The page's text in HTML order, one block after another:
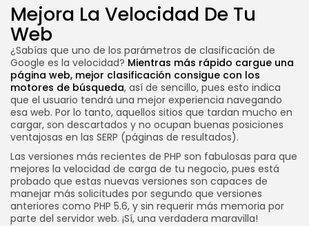
Mejora La Velocidad De Tu
Web
¿Sabías que uno de los parámetros de clasificación de
Google es la velocidad? Mientras más rápido cargue una
página web, mejor clasificación consigue con los
motores de búsqueda, así de sencillo, pues esto indica
que el usuario tendrá una mejor experiencia navegando
esa web. Por lo tanto, aquellos sitios que tardan mucho en
cargar, son descartados y no ocupan buenas posiciones
ventajosas en las SERP (páginas de resultados).
Las versiones más recientes de PHP son fabulosas para que
mejores la velocidad de carga de tu negocio, pues está
probado que estas nuevas versiones son capaces de
manejar más solicitudes por segundo que versiones
anteriores como PHP 5.6, y sin requerir más memoria por
parte del servidor web. ¡Sí, una verdadera maravilla!